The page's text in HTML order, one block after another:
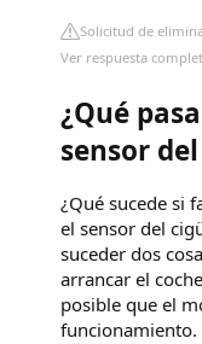
Solicitud de
Ver respuesta
¿Qué
sensor
¿Qué sucede si
el sensor del
suceder dos
arrancar el
posible que el
funcionamiento.